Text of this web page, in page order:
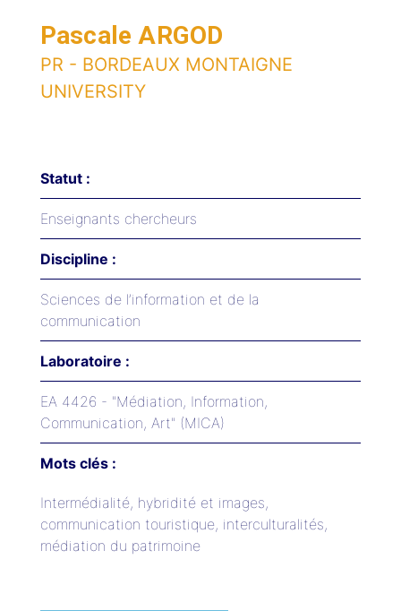
Pascale ARGOD
PR - BORDEAUX MONTAIGNE
UNIVERSITY
Statut :
Enseignants chercheurs
Discipline :
Sciences de l’information et de la
communication
Laboratoire :
EA 4426 - "Médiation, Information,
Communication, Art" (MICA)
Mots clés :
Intermédialité, hybridité et images,
communication touristique, interculturalités,
médiation du patrimoine